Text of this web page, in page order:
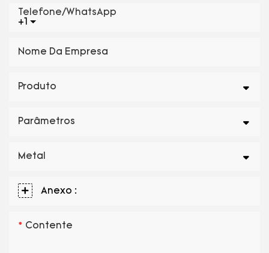
+1
Telefone/WhatsApp
Nome Da Empresa
Produto
Parâmetros
Metal
Anexo :
Contente